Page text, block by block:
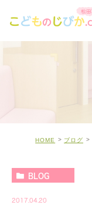
HOME ブログ
BLOG
2017.04.20